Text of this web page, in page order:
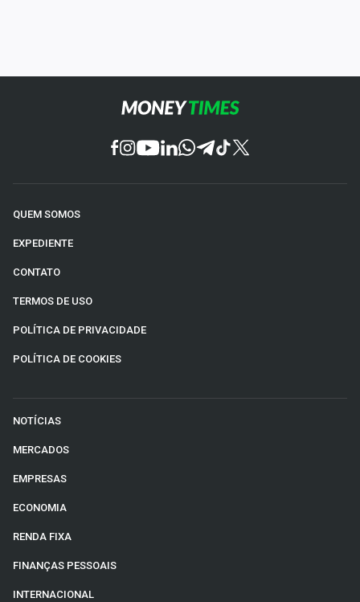
QUEM SOMOS
EXPEDIENTE
CONTATO
TERMOS DE USO
POLÍTICA DE PRIVACIDADE
POLÍTICA DE COOKIES
NOTÍCIAS
MERCADOS
EMPRESAS
ECONOMIA
RENDA FIXA
FINANÇAS PESSOAIS
INTERNACIONAL